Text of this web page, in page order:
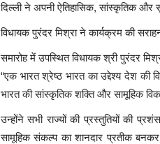
दिल्ली ने अपनी ऐतिहासिक, सांस्कृतिक
विधायक पुरंदर मिश्रा ने कार्यक्रम की
समारोह में उपस्थित विधायक श्री पुरंदर
“एक भारत श्रेष्ठ भारत का उद्देश्य देश
भारत की सांस्कृतिक शक्ति और सामूहिक
उन्होंने सभी राज्यों की प्रस्तुतियों की
सामूहिक संकल्प का शानदार प्रतीक